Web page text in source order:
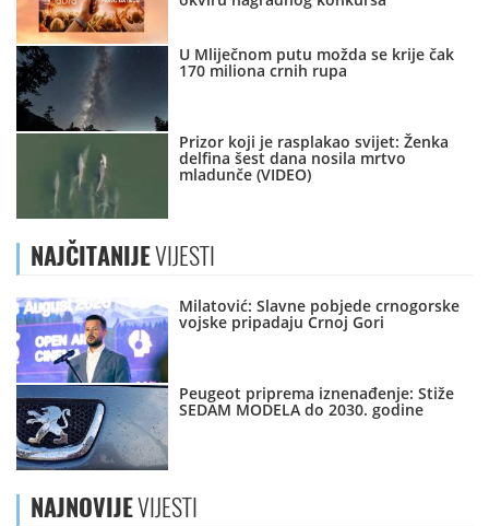
U Mliječnom putu možda se krije čak
170 miliona crnih rupa
Prizor koji je rasplakao svijet: Ženka
delfina šest dana nosila mrtvo
mladunče (VIDEO)
NAJČITANIJEVIJESTI
Milatović: Slavne pobjede crnogorske
vojske pripadaju Crnoj Gori
Peugeot priprema iznenađenje: Stiže
SEDAM MODELA do 2030. godine
NAJNOVIJEVIJESTI